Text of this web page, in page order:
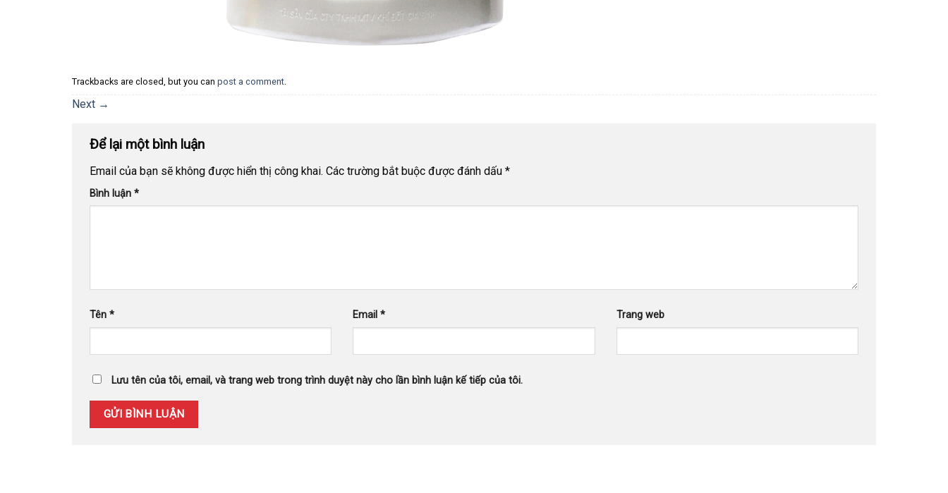
Trackbacks are closed, but you can post a comment.
Next →
Để lại một bình luận
Email của bạn sẽ không được hiển thị công khai. Các trường bắt buộc được đánh dấu *
Bình luận *
Tên * Email* Trang web
Lưu tên của tôi, email, và trang web trong trình duyệt này cho lần bình luận kế tiếp của tôi.